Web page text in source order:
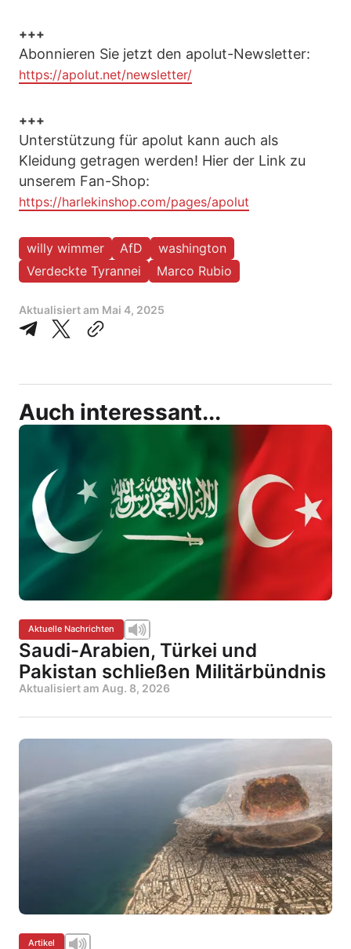
+++
Abonnieren Sie jetzt den apolut-Newsletter:
https://apolut.net/newsletter/
+++
Unterstützung für apolut kann auch als
Kleidung getragen werden! Hier der Link zu
unserem Fan-Shop:
https://harlekinshop.com/pages/apolut
willy wimmer AfD
washington
Verdeckte Tyrannei
Marco Rubio
Aktualisiert am Mai 4, 2025
Auch interessant...
Aktuelle Nachrichten
Saudi-Arabien, Türkei und
Pakistan schließen Militärbündnis
Aktualisiert am Aug. 8, 2026
Artikel